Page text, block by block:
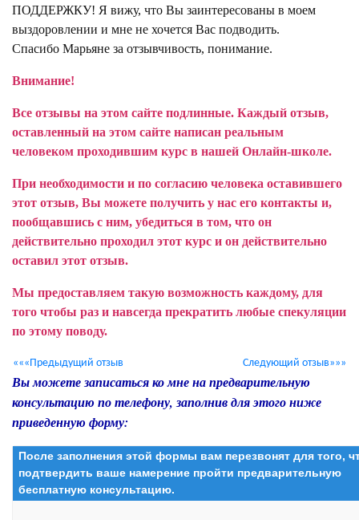
ПОДДЕРЖКУ! Я вижу, что Вы заинтересованы в моем
выздоровлении и мне не хочется Вас подводить.
Спасибо Марьяне за отзывчивость, понимание.
Внимание!
Все отзывы на этом сайте подлинные. Каждый отзыв,
оставленный на этом сайте написан реальным
человеком проходившим курс в нашей Онлайн-школе.
При необходимости и по согласию человека оставившего
этот отзыв, Вы можете получить у нас его контакты и,
пообщавшись с ним, убедиться в том, что он
действительно проходил этот курс и он действительно
оставил этот отзыв.
Мы предоставляем такую возможность каждому, для
того чтобы раз и навсегда прекратить любые спекуляции
по этому поводу.
«««Предыдущий отзыв Следующий отзыв»»»
Вы можете записаться ко мне на предварительную
консультацию по телефону, заполнив для этого ниже
приведенную форму:
После заполнения этой формы вам перезвонят для того,
подтвердить ваше намерение пройти предварительную
бесплатную консультацию.